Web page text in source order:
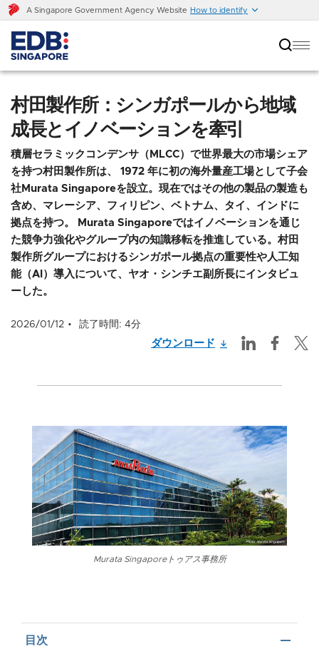
A Singapore Government Agency Website How to identify
村田製作所：シンガポールから地域
成長とイノベーションを牽引
積層セラミックコンデンサ（MLCC）で世界最大の市場シェア
を持つ村田製作所は、 1972 年に初の海外量産工場として子会
社Murata Singaporeを設立。現在ではその他の製品の製造も
含め、マレーシア、フィリピン、ベトナム、タイ、インドに
拠点を持つ。 Murata Singaporeではイノベーションを通じ
た競争力強化やグループ内の知識移転を推進している。村田
製作所グループにおけるシンガポール拠点の重要性や人工知
能（AI）導入について、ヤオ・シンチエ副所長にインタビュ
ーした。
2026/01/12 読了時間: 4分
ダウンロード
Murata Singaporeトゥアス事務所
目次 remove